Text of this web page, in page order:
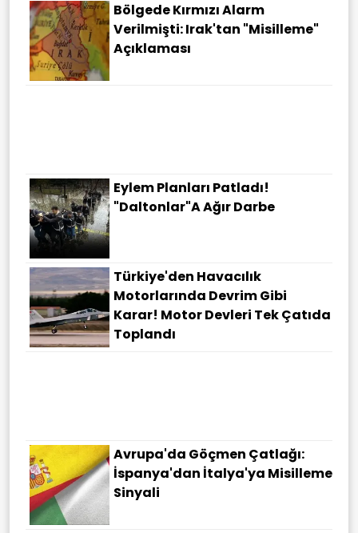
Bölgede Kırmızı Alarm
Verilmişti: Irak'tan "misilleme"
Açıklaması
Eylem Planları Patladı!
"Daltonlar"a Ağır Darbe
Türkiye'den Havacılık
Motorlarında Devrim Gibi
Karar! Motor Devleri Tek Çatıda
Toplandı
Avrupa'da Göçmen Çatlağı:
İspanya'dan İtalya'ya Misilleme
Sinyali